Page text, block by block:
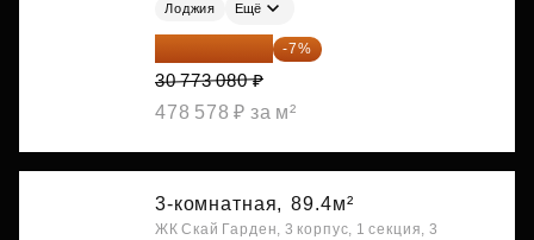
Лоджия Ещё
28 618 964 ₽ -7%
30 773 080 ₽
478 578 ₽ за м²
3-комнатная, 89.4м²
ЖК Скай Гарден, 3 корпус, 1 секция, 3